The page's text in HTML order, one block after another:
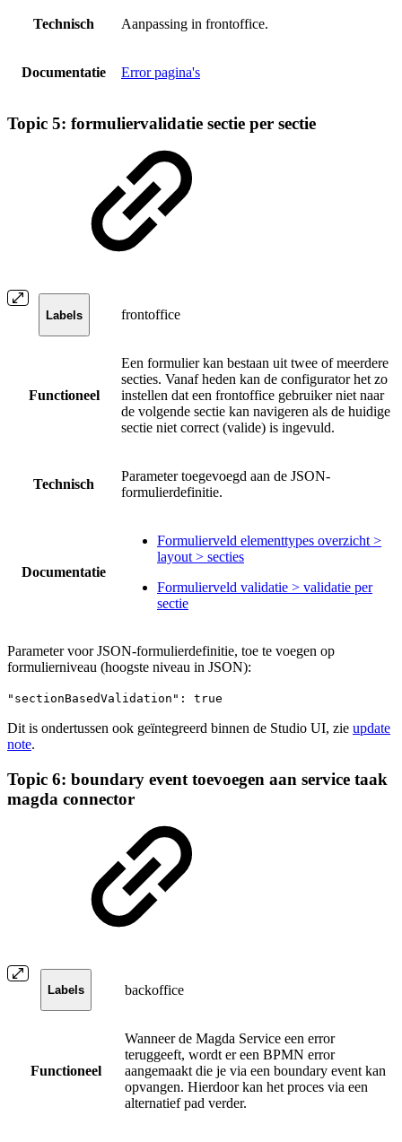
Technisch Aanpassing in frontoffice.
Documentatie Error pagina's
Topic 5: formuliervalidatie sectie per sectie
Labels frontoffice
Functioneel
Een formulier kan bestaan uit twee of meerdere
secties. Vanaf heden kan de configurator het zo
instellen dat een frontoffice gebruiker niet naar
de volgende sectie kan navigeren als de huidige
sectie niet correct (valide) is ingevuld.
Technisch
Parameter toegevoegd aan de JSON-
formulierdefinitie.
Documentatie
Formulierveld elementtypes overzicht >
layout > secties
Formulierveld validatie > validatie per
sectie
Parameter voor JSON-formulierdefinitie, toe te voegen op
formulierniveau (hoogste niveau in JSON):
"sectionBasedValidation": true
Dit is ondertussen ook geïntegreerd binnen de Studio UI, zie update
note.
Topic 6: boundary event toevoegen aan service taak
magda connector
Labels backoffice
Functioneel
Wanneer de Magda Service een error
teruggeeft, wordt er een BPMN error
aangemaakt die je via een boundary event kan
opvangen. Hierdoor kan het proces via een
alternatief pad verder.